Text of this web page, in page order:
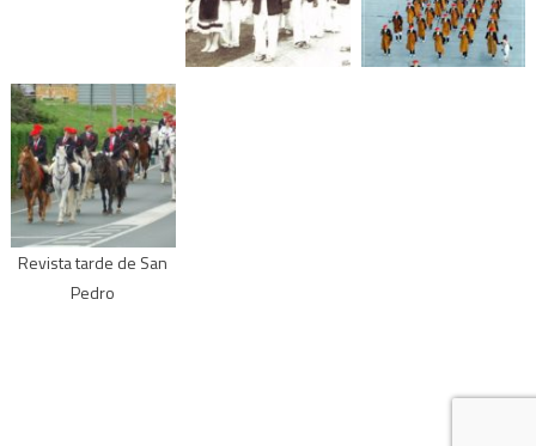
Revista tarde de San
Pedro